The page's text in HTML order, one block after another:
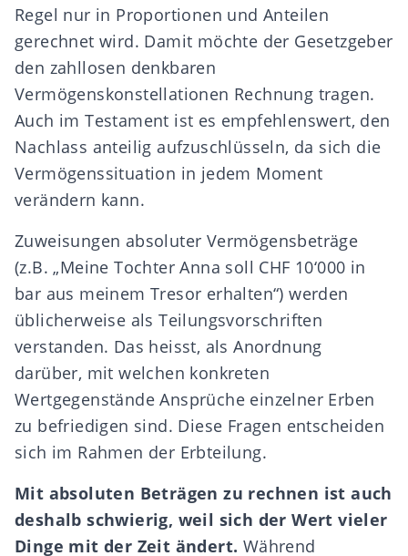
Regel nur in Proportionen und Anteilen
gerechnet wird. Damit möchte der Gesetzgeber
den zahllosen denkbaren
Vermögenskonstellationen Rechnung tragen.
Auch imTestament ist es empfehlenswert, den
Nachlass anteilig aufzuschlüsseln, da sich die
Vermögenssituation in jedem Moment
verändern kann.
Zuweisungen absoluter Vermögensbeträge
(z.B. „Meine Tochter Anna soll CHF 10‘000 in
bar aus meinem Tresor erhalten“) werden
üblicherweise alsTeilungsvorschriften
verstanden. Das heisst, als Anordnung
darüber, mit welchen konkreten
Wertgegenstände Ansprüche einzelner Erben
zu befriedigen sind. Diese Fragen entscheiden
sich im Rahmen der Erbteilung.
Mit absoluten Beträgen zu rechnen ist auch
deshalb schwierig, weil sich der Wert vieler
Dinge mit der Zeit ändert. Während